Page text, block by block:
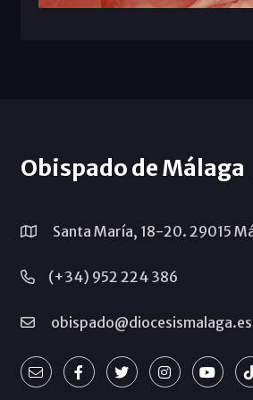
Obispado de Málaga
Santa María, 18-20. 29015
(+34) 952 224 386
obispado@diocesismalaga.es